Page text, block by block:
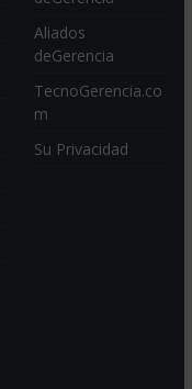
Aliados
deGerencia
TecnoGerencia.co
m
Su Privacidad